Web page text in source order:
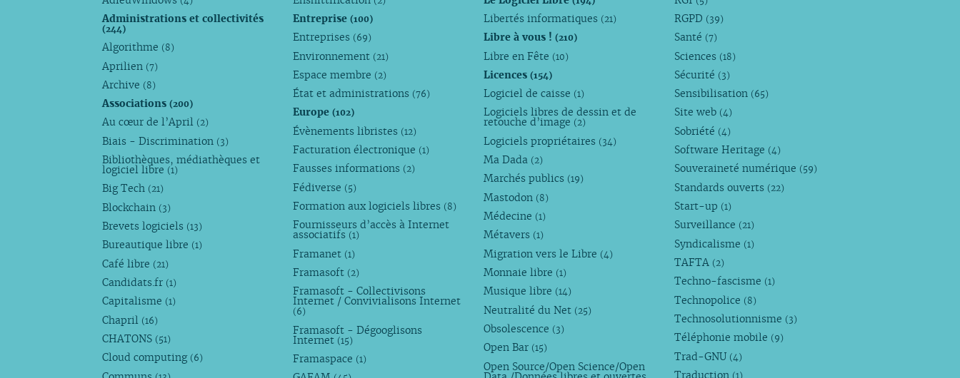
Administrations et collectivités
(244)
Algorithme (8)
Aprilien (7)
Archive (8)
Associations(200)
Au cœur de l’April (2)
Biais - Discrimination (3)
Bibliothèques, médiathèques et
logiciel libre (1)
Big Tech (21)
Blockchain (3)
Brevets logiciels (13)
Bureautique libre (1)
Café libre (21)
Candidats.fr (1)
Capitalisme (1)
Chapril (16)
CHATONS (51)
Cloud computing (6)
Entreprise(100)
Entreprises (69)
Environnement (21)
Espace membre (2)
État et administrations (76)
Europe(102)
Évènements libristes (12)
Facturation électronique (1)
Fausses informations (2)
Fédiverse (5)
Formation aux logiciels libres (8)
Fournisseurs d’accès à Internet
associatifs (1)
Framanet (1)
Framasoft (2)
Framasoft - Collectivisons
Internet / Convivialisons Internet
(6)
Framasoft - Dégooglisons
Internet (15)
Framaspace (1)
Libertés informatiques (21)
Libre à vous !(210)
Libre en Fête (10)
Licences(154)
Logiciel de caisse (1)
Logiciels libres de dessin et de
retouche d’image (2)
Logiciels propriétaires (34)
Ma Dada (2)
Marchés publics (19)
Mastodon (8)
Médecine (1)
Métavers (1)
Migration vers le Libre (4)
Monnaie libre (1)
Musique libre (14)
Neutralité du Net (25)
Obsolescence (3)
Open Bar (15)
Open Source/Open Science/Open
RGPD (39)
Santé (7)
Sciences (18)
Sécurité (3)
Sensibilisation (65)
Site web (4)
Sobriété (4)
Software Heritage (4)
Souveraineté numérique (59)
Standards ouverts (22)
Start-up (1)
Surveillance (21)
Syndicalisme (1)
TAFTA (2)
Techno-fascisme (1)
Technopolice (8)
Technosolutionnisme (3)
Téléphonie mobile (9)
Trad-GNU (4)
Traduction (1)